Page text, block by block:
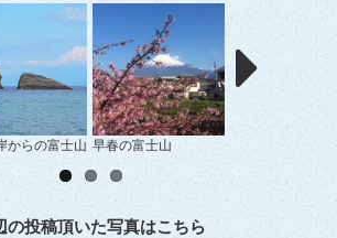
からの富士山 早春の富士山 新幹線と富士山
の投稿頂いた写真はこちら